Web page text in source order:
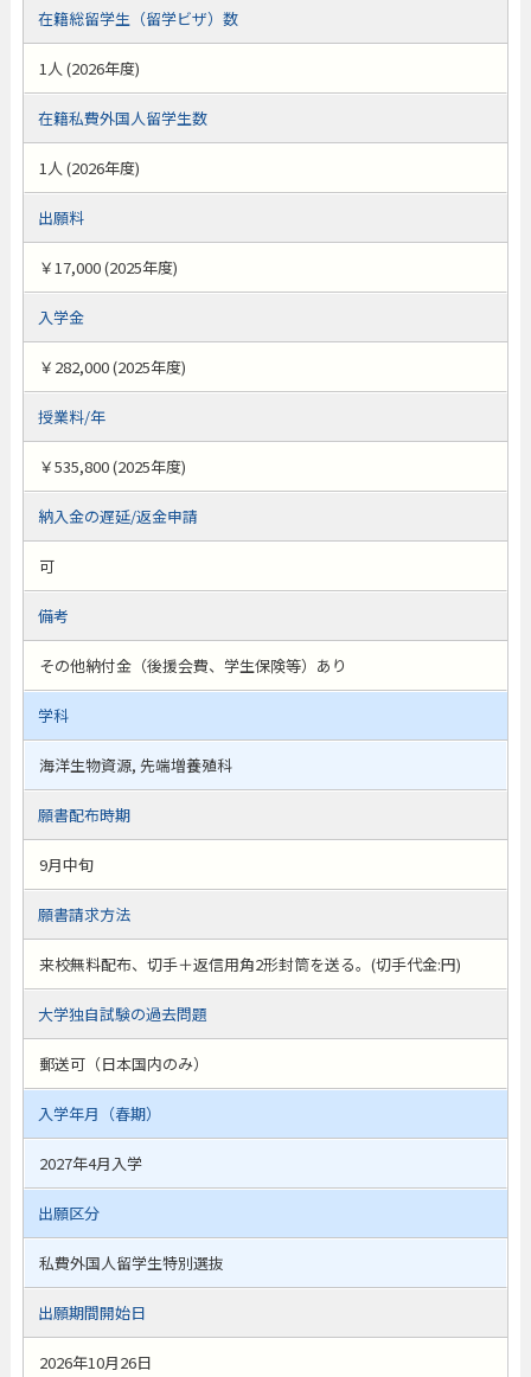
在籍総留学生（留学ビザ）数
1人 (2026年度)
在籍私費外国人留学生数
1人 (2026年度)
出願料
￥17,000 (2025年度)
入学金
￥282,000 (2025年度)
授業料/年
￥535,800 (2025年度)
納入金の遅延/返金申請
可
備考
その他納付金（後援会費、学生保険等）あり
学科
海洋生物資源, 先端増養殖科
願書配布時期
9月中旬
願書請求方法
来校無料配布、切手＋返信用角2形封筒を送る。(切手代金:円)
大学独自試験の過去問題
郵送可（日本国内のみ）
入学年月（春期）
2027年4月入学
出願区分
私費外国人留学生特別選抜
出願期間開始日
2026年10月26日